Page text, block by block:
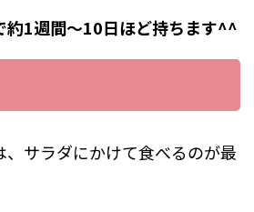
約1週間〜10日ほど持ちます^^
、サラダにかけて食べるのが最